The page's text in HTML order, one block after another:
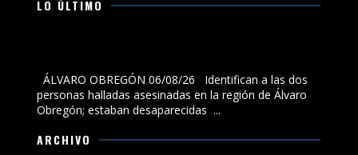
LO ÚLTIMO
ÁLVARO OBREGÓN 06/08/26 Identifican a las dos
personas halladas asesinadas en la región de Álvaro
Obregón; estaban desaparecidas ...
ARCHIVO